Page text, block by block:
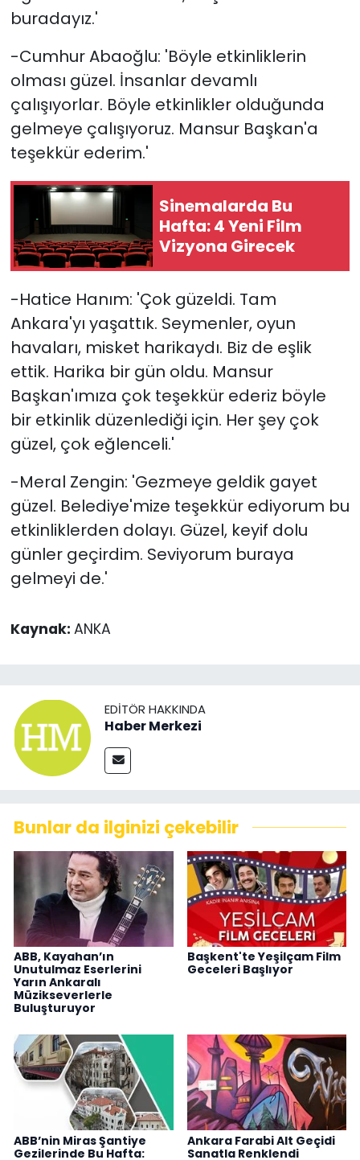
buradayız.'
-Cumhur Abaoğlu: 'Böyle etkinliklerin
olması güzel. İnsanlar devamlı
çalışıyorlar. Böyle etkinlikler olduğunda
gelmeye çalışıyoruz. Mansur Başkan'a
teşekkür ederim.'
Sinemalarda Bu
Hafta: 4 Yeni Film
Vizyona Girecek
-Hatice Hanım: 'Çok güzeldi. Tam
Ankara'yı yaşattık. Seymenler, oyun
havaları, misket harikaydı. Biz de eşlik
ettik. Harika bir gün oldu. Mansur
Başkan'ımıza çok teşekkür ederiz böyle
bir etkinlik düzenlediği için. Her şey çok
güzel, çok eğlenceli.'
-Meral Zengin: 'Gezmeye geldik gayet
güzel. Belediye'mize teşekkür ediyorum bu
etkinliklerden dolayı. Güzel, keyif dolu
günler geçirdim. Seviyorum buraya
gelmeyi de.'
Kaynak: ANKA
EDITÖR HAKKINDA
Haber Merkezi
Bunlar da ilginizi çekebilir
ABB, Kayahan’ın
Unutulmaz Eserlerini
Yarın Ankaralı
Müzikseverlerle
Buluşturuyor
Başkent'te Yeşilçam Film
Geceleri Başlıyor
ABB’nin Miras Şantiye
Gezilerinde Bu Hafta:
Ankara Farabi Alt Geçidi
Sanatla Renklendi